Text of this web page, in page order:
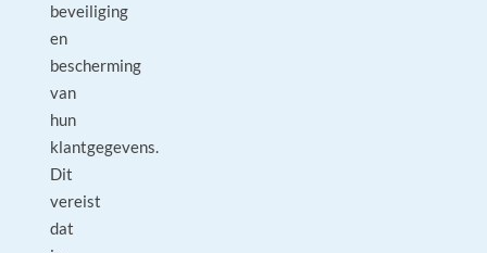
beveiliging
en
bescherming
van
hun
klantgegevens.
Dit
vereist
dat